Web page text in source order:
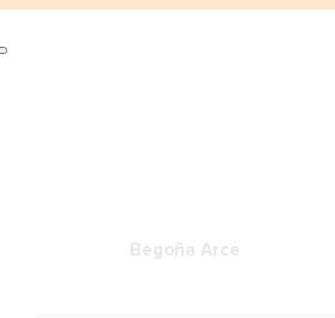
Begoña Arce